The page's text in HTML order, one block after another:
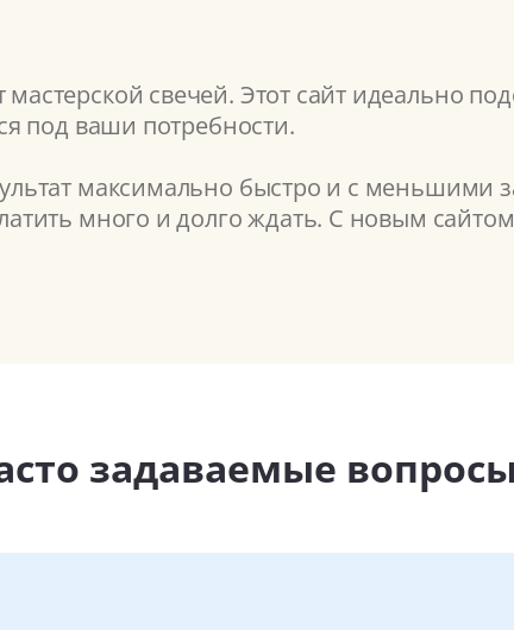
свечей. Этот сайт идеально
под ваши потребности.
максимально быстро и с меньшими
много и долго ждать. С новым
задаваемые вопросы